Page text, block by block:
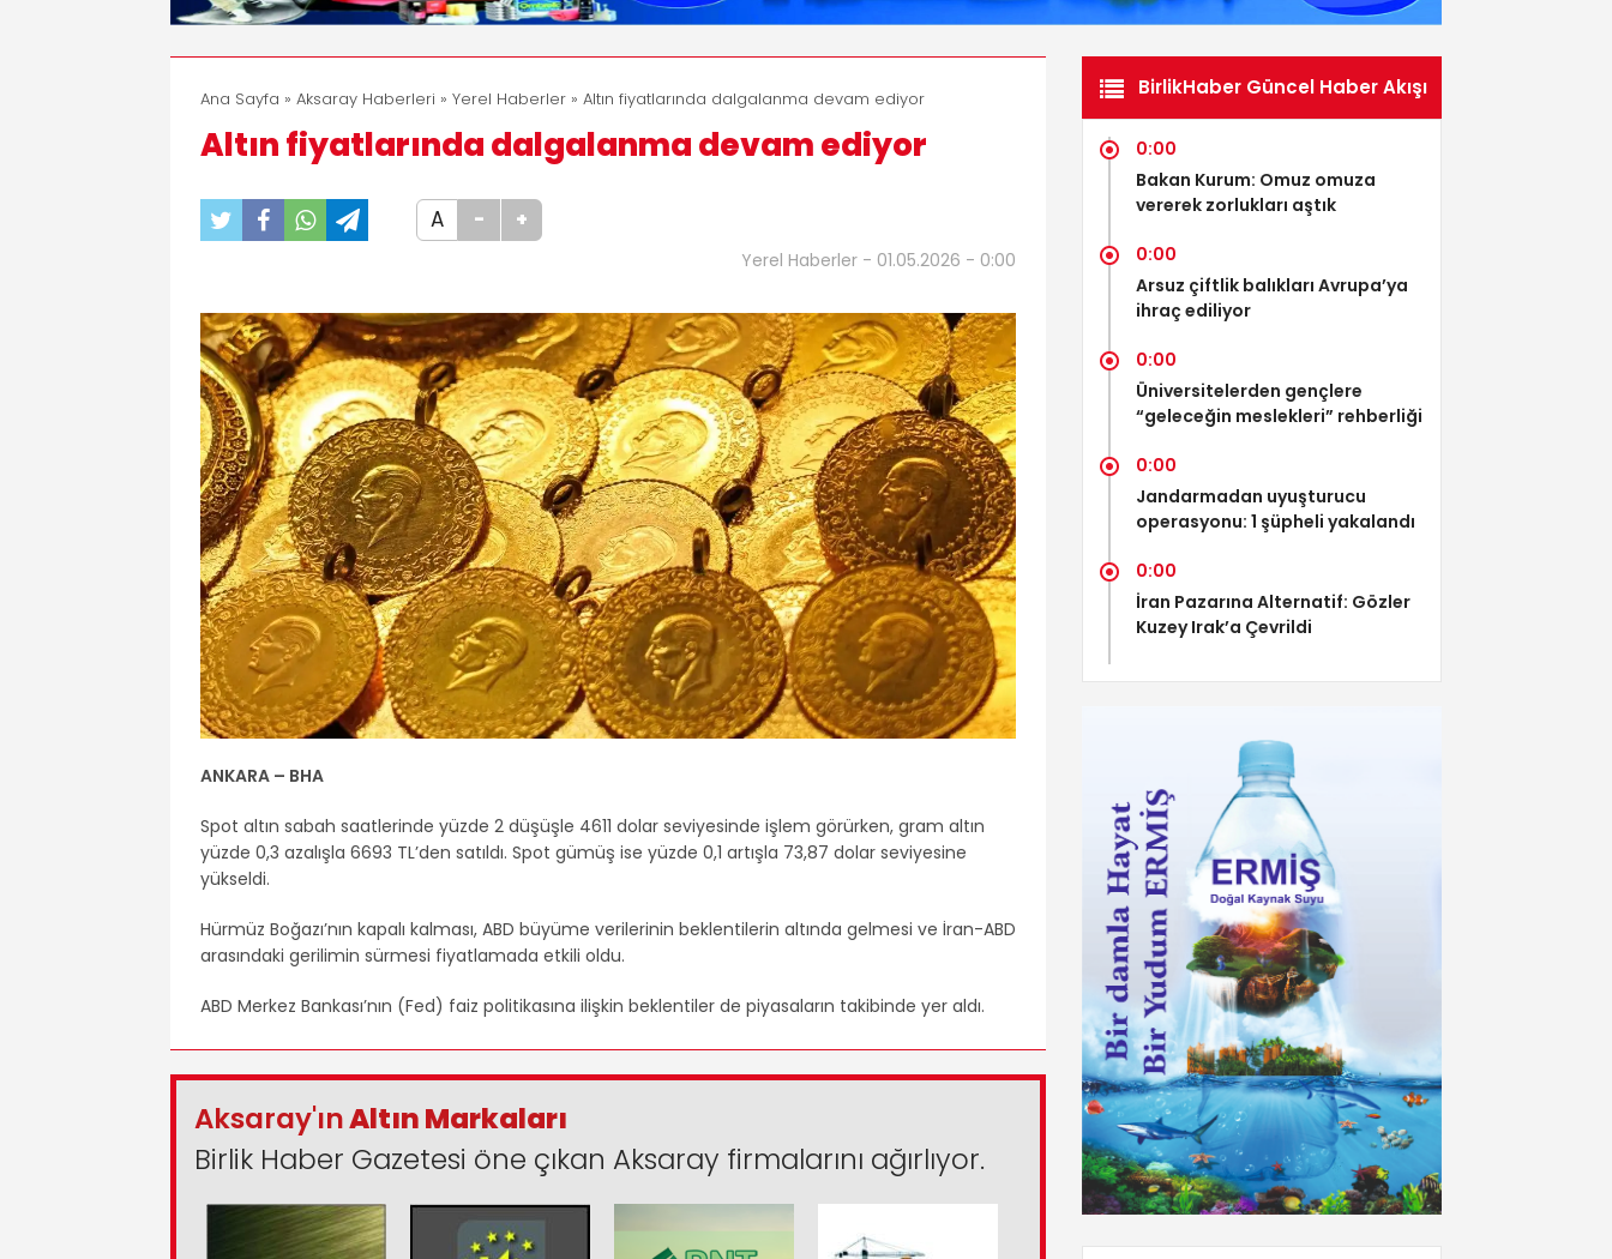
Ana Sayfa » Aksaray Haberleri » Yerel Haberler » Altın fiyatlarında dalgalanma devam ediyor
Altın fiyatlarında dalgalanma devam ediyor
A - +
Yerel Haberler - 01.05.2026 - 0:00
ANKARA – BHA
Spot altın sabah saatlerinde yüzde 2 düşüşle 4611 dolar seviyesinde işlem görürken, gram altın
yüzde 0,3 azalışla 6693 TL’den satıldı. Spot gümüş ise yüzde 0,1 artışla 73,87 dolar seviyesine
yükseldi.
Hürmüz Boğazı’nın kapalı kalması, ABD büyüme verilerinin beklentilerin altında gelmesi ve İran-ABD
arasındaki gerilimin sürmesi fiyatlamada etkili oldu.
ABD Merkez Bankası’nın (Fed) faiz politikasına ilişkin beklentiler de piyasaların takibinde yer aldı.
Aksaray'ınAltın Markaları
Birlik Haber Gazetesi öne çıkan Aksaray firmalarını ağırlıyor.
BirlikHaber Güncel Haber Akışı
0:00
Bakan Kurum: Omuz omuza
vererek zorlukları aştık
0:00
Arsuz çiftlik balıkları Avrupa’ya
ihraç ediliyor
0:00
Üniversitelerden gençlere
“geleceğin meslekleri” rehberliği
0:00
Jandarmadan uyuşturucu
operasyonu: 1 şüpheli yakalandı
0:00
İran Pazarına Alternatif: Gözler
Kuzey Irak’a Çevrildi